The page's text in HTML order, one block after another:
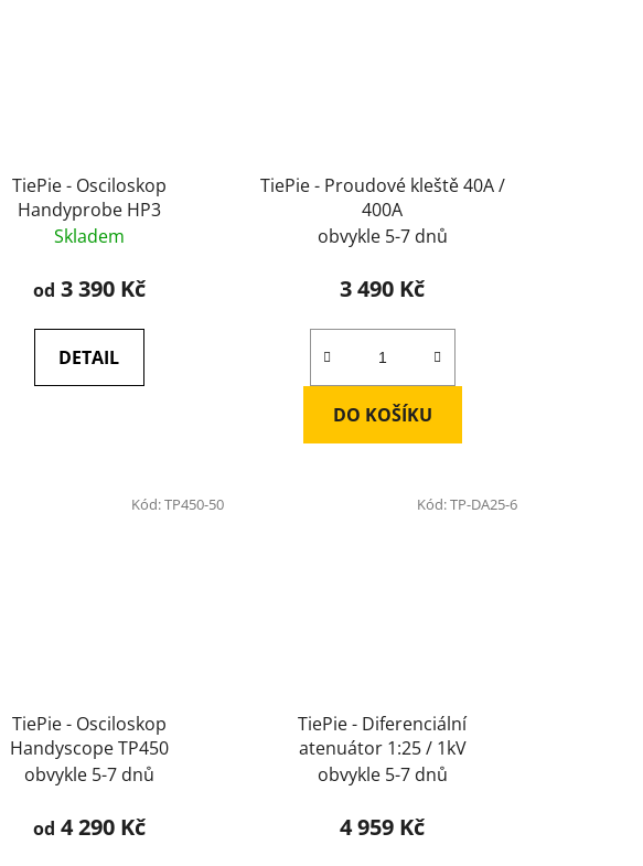
TiePie - Osciloskop
Handyprobe HP3
Skladem
od 3 390 Kč
DETAIL
TiePie - Proudové kleště 40A /
400A
obvykle 5-7 dnů
3 490 Kč
DO KOŠÍKU
TiePie - Osciloskop
Handyscope TP450
obvykle 5-7 dnů
od 4 290 Kč
Kód:TP450-50
TiePie - Diferenciální
atenuátor 1:25 / 1kV
obvykle 5-7 dnů
4 959 Kč
Kód:TP-DA25-6